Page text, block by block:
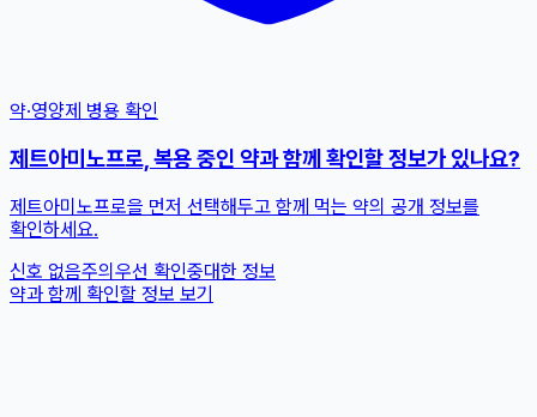
약·영양제 병용 확인
제트아미노프로, 복용 중인 약과 함께 확인할 정보가 있나요?
제트아미노프로을 먼저 선택해두고 함께 먹는 약의 공개 정보를
확인하세요.
신호 없음주의 우선 확인중대한 정보
약과 함께 확인할 정보 보기